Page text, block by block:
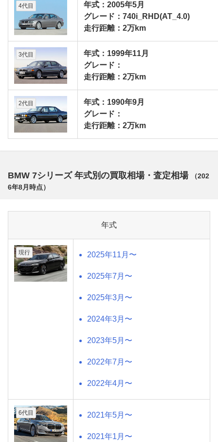
4代目
年式：2005年5月
グレード：740i_RHD(AT_4.0)
走行距離：2万km
3代目
年式：1999年11月
グレード：
走行距離：2万km
2代目
年式：1990年9月
グレード：
走行距離：2万km
BMW 7シリーズ 年式別の買取相場・査定相場 （202
6年8月 時点）
年式
現行 2025年11月〜
2025年7月〜
2025年3月〜
2024年3月〜
2023年5月〜
2022年7月〜
2022年4月〜
6代目 2021年5月〜
2021年1月〜